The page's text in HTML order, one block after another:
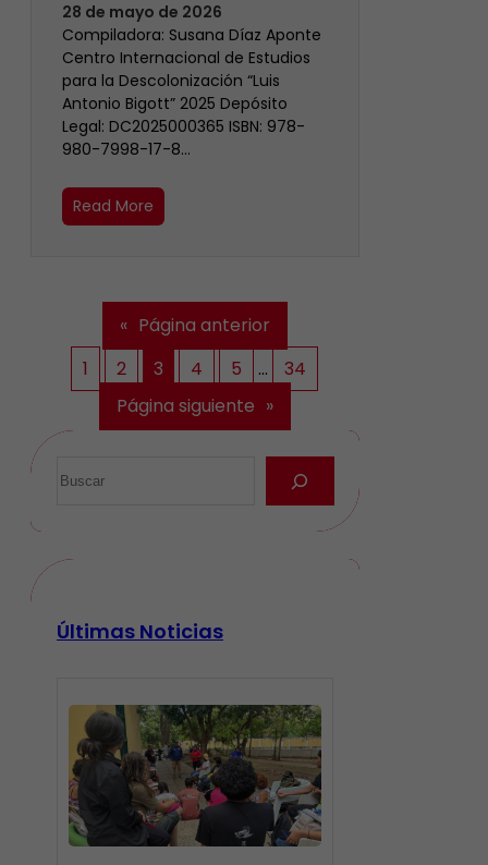
28 de mayo de 2026
Compiladora: Susana Díaz Aponte
Centro Internacional de Estudios
para la Descolonización “Luis
Antonio Bigott” 2025 Depósito
Legal: DC2025000365 ISBN: 978-
980-7998-17-8…
Read More
« Página anterior
1
2 3 4 5 …
34
Página siguiente »
Últimas Noticias